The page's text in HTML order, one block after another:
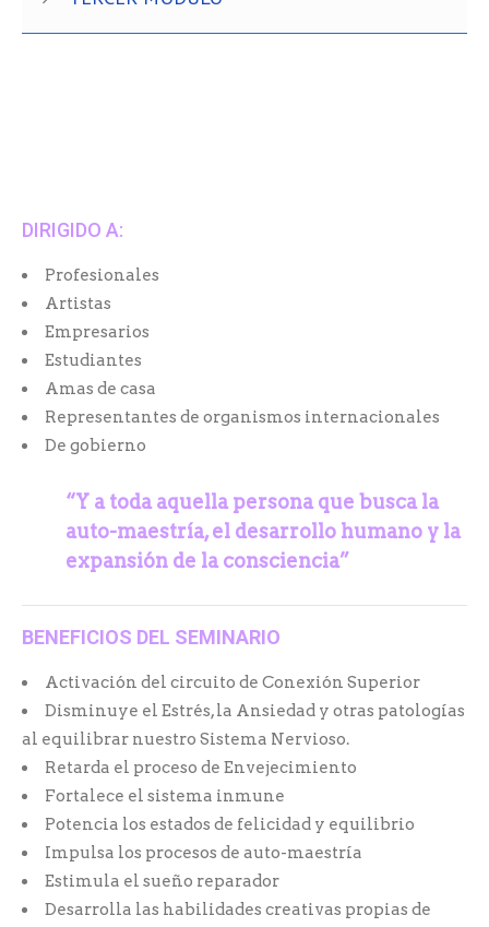
DIRIGIDO A:
Profesionales
Artistas
Empresarios
Estudiantes
Amas de casa
Representantes de organismos internacionales
De gobierno
“Y a toda aquella persona que busca la
auto-maestría,el desarrollo humano y la
expansión de la consciencia”
BENEFICIOS DEL SEMINARIO
Activación del circuito de Conexión Superior
Disminuye el Estrés, la Ansiedad y otras patologías
al equilibrar nuestro Sistema Nervioso.
Retarda el proceso de Envejecimiento
Fortalece el sistema inmune
Potencia los estados de felicidad y equilibrio
Impulsa los procesos de auto-maestría
Estimula el sueño reparador
Desarrolla las habilidades creativas propias de